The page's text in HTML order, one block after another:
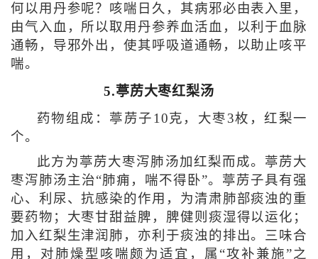
何以用丹参呢？咳喘日久，其病邪必由表入里，
由气入血，所以取用丹参养血活血，以利于血脉
通畅，导邪外出，使其呼吸道通畅，以助止咳平
喘。
5.葶苈大枣红梨汤
药物组成：葶苈子10克，大枣3枚，红梨一
个。
此方为葶苈大枣泻肺汤加红梨而成。葶苈大
枣泻肺汤主治“肺痈，喘不得卧”。葶苈子具有强
心、利尿、抗感染的作用，为清肃肺部痰浊的重
要药物；大枣甘甜益脾，脾健则痰湿得以运化；
加入红梨生津润肺，亦利于痰浊的排出。三味合
用，对肺燥型咳喘颇为适宜，属“攻补兼施”之